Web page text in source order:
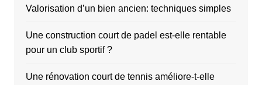
Valorisation d’un bien ancien: techniques simples
Une construction court de padel est-elle rentable
pour un club sportif ?
Une rénovation court de tennis améliore-t-elle